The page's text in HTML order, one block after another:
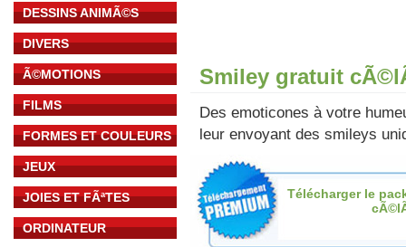
DESSINS ANIMÃ©S
DIVERS
Ã©MOTIONS
FILMS
FORMES ET COULEURS
JEUX
JOIES ET FÃªTES
ORDINATEUR
Smiley gratuit
Des emoticones à votre
leur envoyant des smileys
Télécharger le